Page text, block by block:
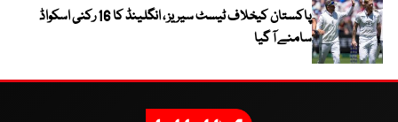
پاکستان کیخلاف ٹیسٹ سیریز ، انگلینڈ کا 16 رکنی اسکواڈ
سامنے آ گیا